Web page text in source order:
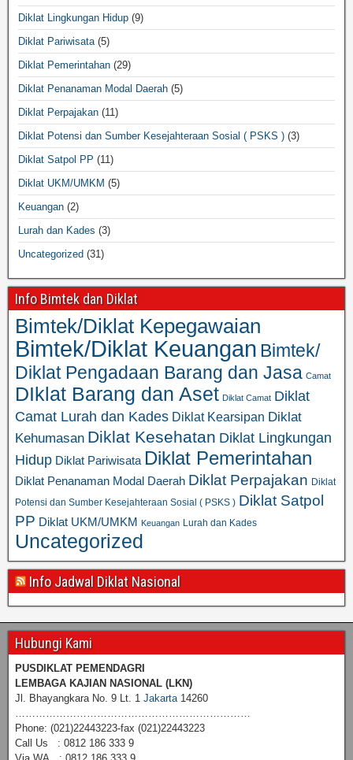
Diklat Lingkungan Hidup (9)
Diklat Pariwisata(5)
Diklat Pemerintahan (29)
Diklat Penanaman Modal Daerah (5)
Diklat Perpajakan (11)
Diklat Potensi dan Sumber Kesejahteraan Sosial ( PSKS ) (3)
Diklat Satpol PP (11)
Diklat UKM/UMKM (5)
Keuangan (2)
Lurah dan Kades (3)
Uncategorized (31)
Info Bimtek dan Diklat
Bimtek/Diklat Kepegawaian
Bimtek/Diklat Keuangan Bimtek/
Diklat Pengadaan Barang dan Jasa Camat
DIklat Barang dan Aset Diklat Camat Diklat
Camat Lurah dan Kades Diklat Kearsipan Diklat
Kehumasan Diklat Kesehatan Diklat Lingkungan
Hidup Diklat Pariwisata Diklat Pemerintahan
Diklat Penanaman Modal Daerah Diklat Perpajakan Diklat
Potensi dan Sumber Kesejahteraan Sosial ( PSKS ) Diklat Satpol
PP Diklat UKM/UMKM Keuangan Lurah dan Kades
Uncategorized
Info Jadwal Diklat Nasional
Hubungi Kami
PUSDIKLAT PEMENDAGRI
LEMBAGA KAJIAN NASIONAL (LKN)
Jl. Bhayangkara No. 9 Lt. 1 Jakarta14260
……………………………………………………………
Phone: (021)22443223-fax (021)22443223
Call Us : 0812 186 333 9